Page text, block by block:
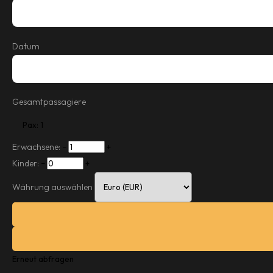
Datum
Gesamtpassagiere
Pax: 1
Erwachsene: − +
Kinder: − +
Währung auswählen
Erneut abfragen